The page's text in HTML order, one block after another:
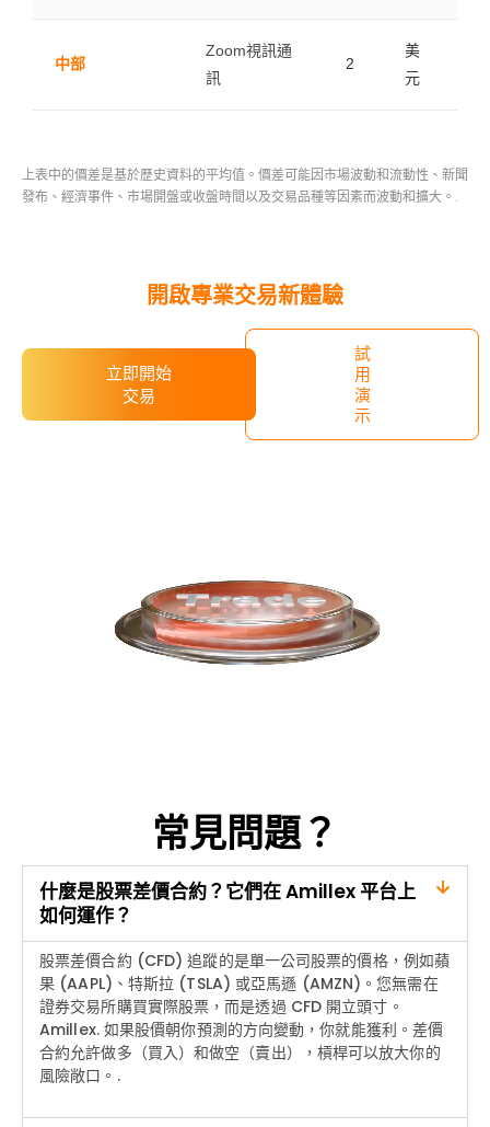
中部
Zoom視訊通
訊
2
美
元
上表中的價差是基於歷史資料的平均值。價差可能因市場波動和流動性、新聞
發布、經濟事件、市場開盤或收盤時間以及交易品種等因素而波動和擴大。.
​開啟專業交易新體驗
立即開始
交易
試
用
演
示
常見問題？
什麼是股票差價合約？它們在 Amillex 平台上
如何運作？
股票差價合約 (CFD) 追蹤的是單一公司股票的價格，例如蘋
果 (AAPL)、特斯拉 (TSLA) 或亞馬遜 (AMZN)。您無需在
證券交易所購買實際股票，而是透過 CFD 開立頭寸。
Amillex. 如果股價朝你預測的方向變動，你就能獲利。差價
合約允許做多（買入）和做空（賣出），槓桿可以放大你的
風險敞口。.